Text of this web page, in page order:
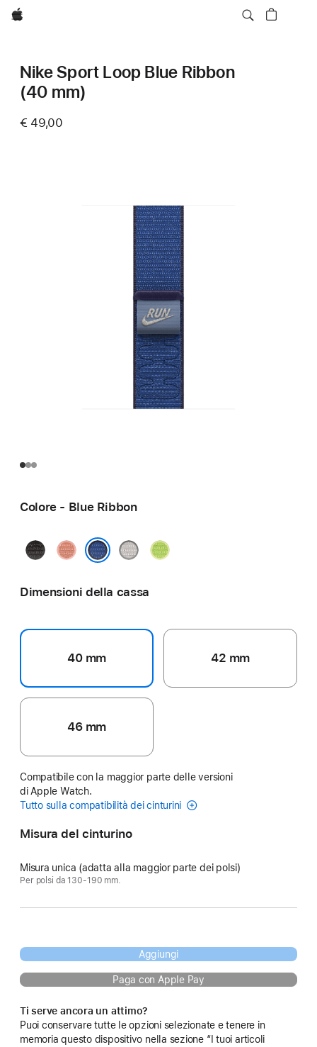
Apple
Nike Sport Loop Blue Ribbon
(40 mm)
€ 49,00
Colore - Blue Ribbon
MidnightAlpenglow VeiledVolt
Dimensioni della cassa
40 mm 42 mm
46 mm
Compatibile con la maggior parte delle versioni
di Apple Watch.
Tutto sulla compatibilità dei cinturini
Misura del cinturino
Misura unica (adatta alla maggior parte dei polsi)
Per polsi da 130-190 mm.
Aggiungi
Paga con Apple Pay
Ti serve ancora un attimo?
Puoi conservare tutte le opzioni selezionate e tenere in
memoria questo dispositivo nella sezione “I tuoi articoli